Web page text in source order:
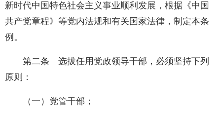
新时代中国特色社会主义事业顺利发展，根据《中国
共产党章程》等党内法规和有关国家法律，制定本条
例。
第二条 选拔任用党政领导干部，必须坚持下列
原则：
（一）党管干部；